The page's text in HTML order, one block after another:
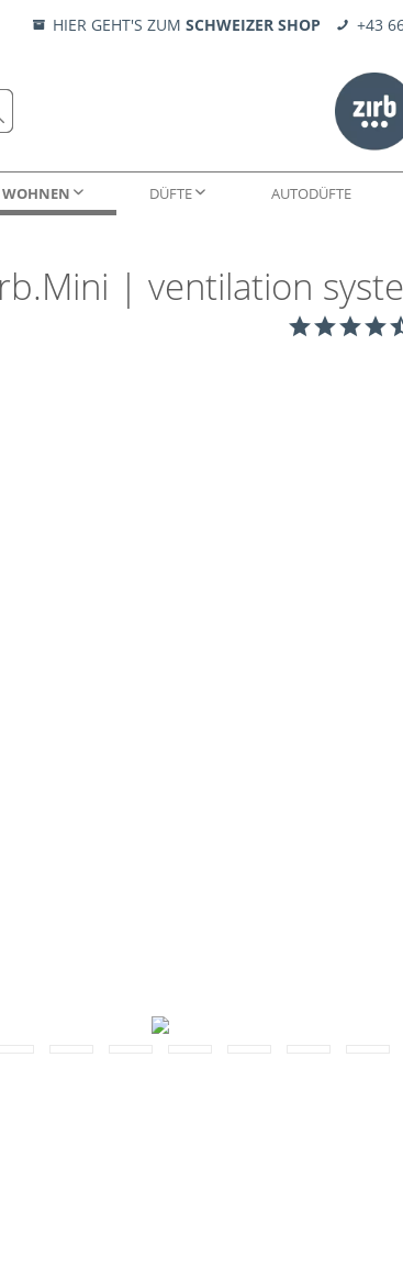
HIER GEHT'S ZUM SCHWEIZER SHOP +43
DÜFTE AUTODÜFTE
WOHNWELTEN
AUTODÜFTE
NATURSEIFE
DUFTKERNE
| ventilation